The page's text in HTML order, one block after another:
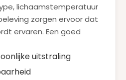
lichaamstemperatuur
zorgen ervoor dat
ervaren. Een goed
uitstraling